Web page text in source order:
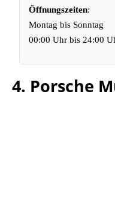
Öffnungszeiten:
Montag bis Sonntag
00:00 Uhr bis 24:00
4. Porsche